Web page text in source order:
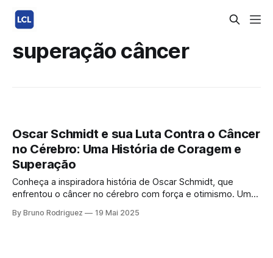
superação câncer
Oscar Schmidt e sua Luta Contra o Câncer
no Cérebro: Uma História de Coragem e
Superação
Conheça a inspiradora história de Oscar Schmidt, que
enfrentou o câncer no cérebro com força e otimismo. Um
no cérebro é uma das doenças mais temidas, mas histórias
By Bruno Rodriguez 19 Mai 2025